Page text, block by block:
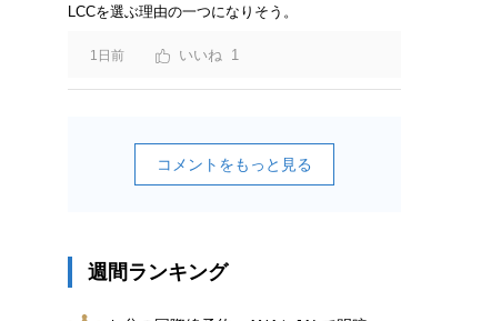
LCCを選ぶ理由の一つになりそう。
1日前 1
コメントをもっと見る
週間ランキング